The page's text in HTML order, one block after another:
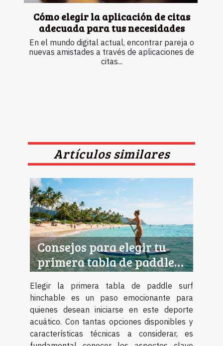
Cómo elegir la aplicación de citas
adecuada para tus necesidades
En el mundo digital actual, encontrar pareja o
nuevas amistades a través de aplicaciones de
citas...
Artículos similares
Consejos para elegir tu
primera tabla de paddle
surf hinchable
Elegir la primera tabla de paddle surf
hinchable es un paso emocionante para
quienes desean iniciarse en este deporte
acuático. Con tantas opciones disponibles y
características técnicas a considerar, es